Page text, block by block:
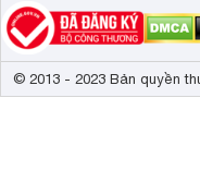
© 2013 - 2023 Bản quyền